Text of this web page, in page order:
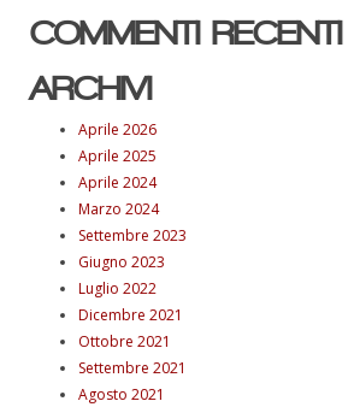
COMMENTI RECENTI
ARCHIVI
Aprile 2026
Aprile 2025
Aprile 2024
Marzo 2024
Settembre 2023
Giugno 2023
Luglio 2022
Dicembre 2021
Ottobre 2021
Settembre 2021
Agosto 2021